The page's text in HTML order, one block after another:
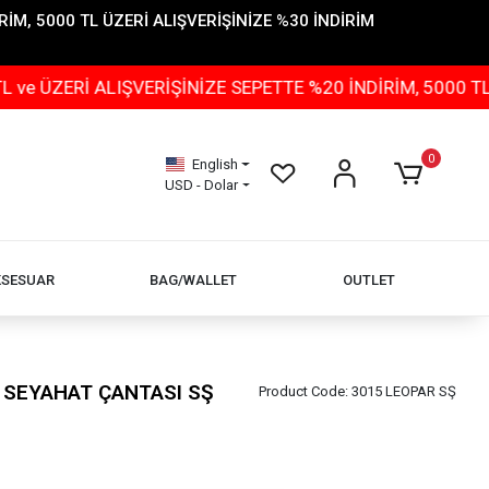
5000 TL ÜZERİ ALIŞVERİŞİNİZE %30 İNDİRİM
SEPETTE %20 İNDİRİM, 5000 TL ÜZERİ
English
USD - Dolar
0
BAG/WALLET OUTLET
ÇANTASI SŞ Product Code: 3015 LEOPAR SŞ